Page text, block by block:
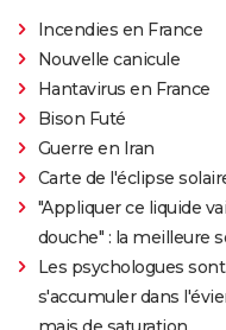
Incendies en France
Nouvelle canicule
Hantavirus en France
Bison Futé
Guerre en Iran
Carte de l'éclipse
"Appliquer ce liquide
douche" : la meilleure
Les psychologues
s'accumuler dans